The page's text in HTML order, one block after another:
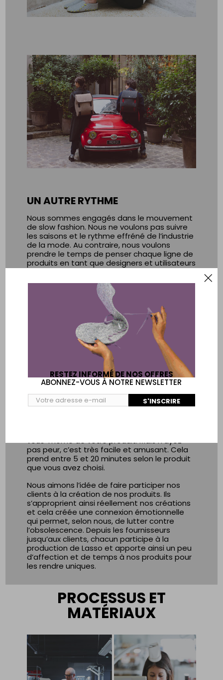
UN AUTRE RYTHME
Nous sommes engagés dans le mouvement
de slow fashion. Nous ne voulons pas suivre
les saisons et le rythme effréné de l’industrie
de la mode. Au contraire, nous voulons
prendre le temps de penser chaque ligne de
produits en tant que designers et utilisateurs
de nos produits.
Nous faisons moins de marges que le reste
de l’industrie de la mode : il s’agit pour nous
d’une forme de respect vis-à-vis de nos
distributeurs et de nos clients.
Les accessoires Lasso sont faits afin que
vous puissiez en profiter le plus longtemps
possible. Pour allonger un peu leurs durées de
vie, nous pouvons remplacer certaines
pièces de nos produits si vous en avez
besoin.
AVEC VOUS
vous-même de votre produit. Mais n’ayez
pas peur, c’est très facile et amusant. Cela
prend entre 5 et 20 minutes selon le produit
que vous avez choisi.
Nous aimons l’idée de faire participer nos
clients à la création de nos produits. Ils
s’approprient ainsi réellement nos créations
et cela créée une connexion émotionnelle
qui permet, selon nous, de lutter contre
l’obsolescence. Depuis les fournisseurs
jusqu’aux clients, chacun participe à la
production de Lasso et apporte ainsi un peu
d’affection et de temps à nos produits pour
les rendre uniques.
PROCESSUS ET
MATÉRIAUX
RESTEZ INFORMÉ DE NOS OFFRES
ABONNEZ-VOUS À NOTRE NEWSLETTER
S'INSCRIRE